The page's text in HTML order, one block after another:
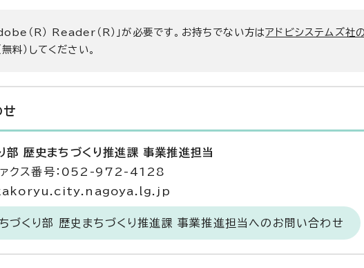
（R） Reader（R）」が必要です。お持ちでない方はアドビシステムズ社
料）してください。
せ
部 歴史まちづくり推進課 事業推進担当
クス番号：052-972-4128
づくり部 歴史まちづくり推進課 事業推進担当へのお問い合わせ